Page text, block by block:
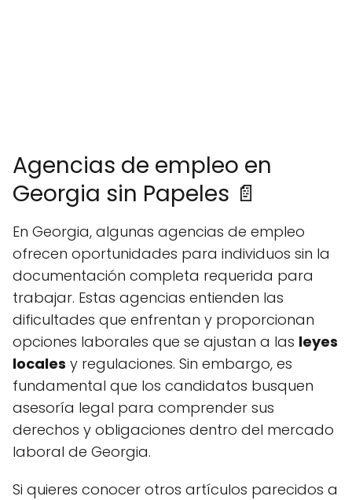
Agencias de empleo en
Georgia sin Papeles 📄
En Georgia, algunas agencias de empleo
ofrecen oportunidades para individuos sin la
documentación completa requerida para
trabajar. Estas agencias entienden las
dificultades que enfrentan y proporcionan
opciones laborales que se ajustan a las leyes
locales y regulaciones. Sin embargo, es
fundamental que los candidatos busquen
asesoría legal para comprender sus
derechos y obligaciones dentro del mercado
laboral de Georgia.
Si quieres conocer otros artículos parecidos a